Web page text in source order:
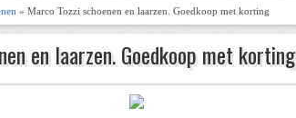
» Marco Tozzi schoenen en laarzen. Goedkoop met korting
en laarzen. Goedkoop met korting